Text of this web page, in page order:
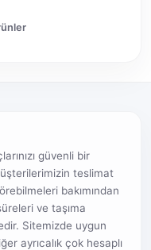
güvenli bir
teslimat
bakımından
ve taşıma
Sitemizde uygun
ayrıcalık çok hesaplı